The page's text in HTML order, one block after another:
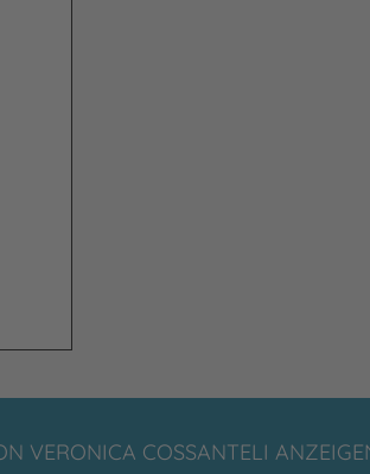
VERONICA COSSANTELI